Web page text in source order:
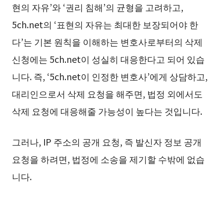
현의 자유’와 ‘권리 침해’의 균형을 고려하고,
5ch.net의 ‘표현의 자유는 최대한 보장되어야 한
다’는 기본 원칙을 이해하는 변호사로부터의 삭제
신청에는 5ch.net이 성실히 대응한다고 되어 있습
니다. 즉, ‘5ch.net이 인정한 변호사’에게 상담하고,
대리인으로서 삭제 요청을 해주면, 법정 외에서도
삭제 요청에 대응해줄 가능성이 높다는 것입니다.
그러나, IP 주소의 공개 요청, 즉 발신자 정보 공개
요청을 하려면, 법정에 소송을 제기할 수밖에 없습
니다.